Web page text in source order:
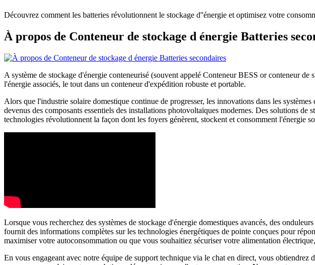
Découvrez comment les batteries révolutionnent le stockage d''énergie et optimisez votre
À propos de Conteneur de stockage d énergie Batteries
A système de stockage d'énergie conteneurisé (souvent appelé Conteneur BESS or conteneur
l'énergie associés, le tout dans un conteneur d'expédition robuste et portable.
Alors que l'industrie solaire domestique continue de progresser, les innovations dans les
devenus des composants essentiels des installations photovoltaïques modernes. Des solutions
technologies révolutionnent la façon dont les foyers génèrent, stockent et consomment l'énergie
Lorsque vous recherchez des systèmes de stockage d'énergie domestiques avancés, des
fournit des informations complètes sur les technologies énergétiques de pointe conçues pour
maximiser votre autoconsommation ou que vous souhaitiez sécuriser votre alimentation
En vous engageant avec notre équipe de support technique via le chat en direct, vous